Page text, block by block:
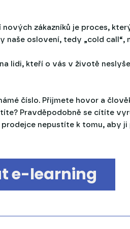
zákazníků je proces,
oslovení, tedy „cold call“,
lidi, kteří o vás v životě
číslo. Přijmete hovor a
Pravděpodobně se cítíte
nepustíte k tomu, aby ji
e-learning